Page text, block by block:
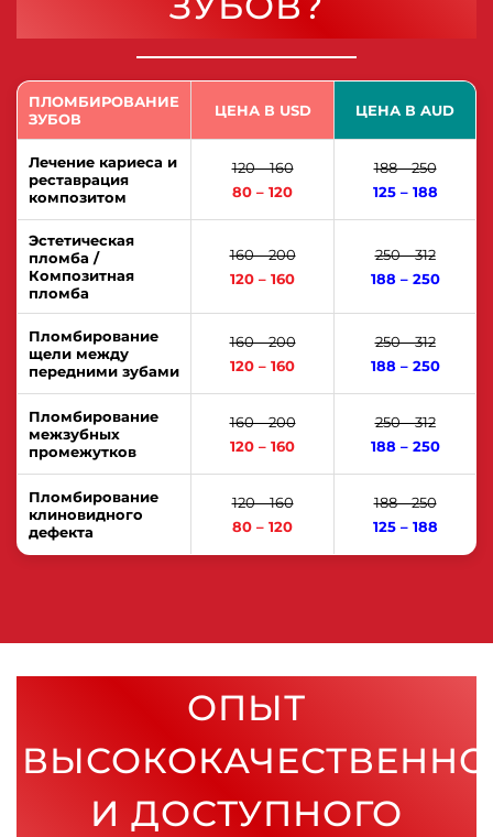
ПЛОМБИРОВАНИЕ
ЗУБОВ
ЦЕНА В USD ЦЕНА В AUD
Лечение кариеса и
реставрация
композитом
120 – 160
80 – 120
188 – 250
125 – 188
Эстетическая
пломба /
Композитная
пломба
160 – 200
120 – 160
250 – 312
188 – 250
Пломбирование
щели между
передними зубами
160 – 200
120 – 160
250 – 312
188 – 250
Пломбирование
межзубных
промежутков
160 – 200
120 – 160
250 – 312
188 – 250
Пломбирование
клиновидного
дефекта
120 – 160
80 – 120
188 – 250
125 – 188
ОПЫТ
И ДОСТУПНОГО